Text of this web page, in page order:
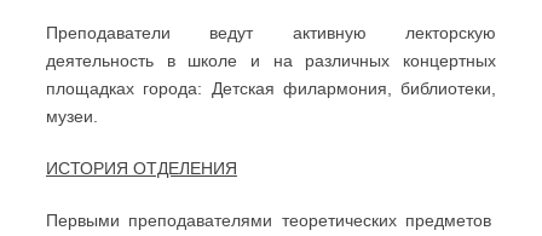
Преподаватели ведут активную лекторскую
деятельность в школе и на различных концертных
площадках города: Детская филармония, библиотеки,
музеи.
ИСТОРИЯ ОТДЕЛЕНИЯ
Первыми преподавателями теоретических предметов